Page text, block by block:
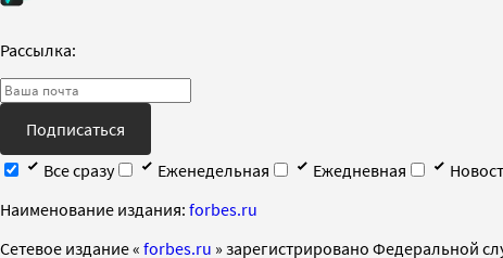
Рассылка:
Подписаться
Все сразу
Еженедельная Ежедневная
Наименование издания: forbes.ru
Cетевое издание « forbes.ru » зарегистрировано Федеральной